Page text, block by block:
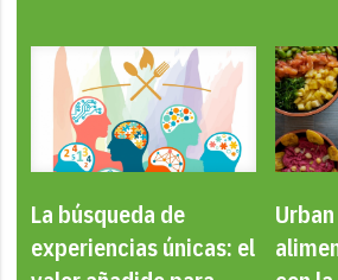
La búsqueda de
experiencias únicas: el